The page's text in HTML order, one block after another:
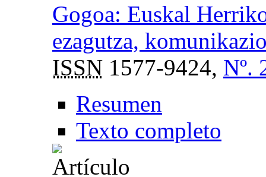
Gogoa: Euskal
ezagutza,
ISSN 1577-9424, Nº.
Resumen
Texto completo